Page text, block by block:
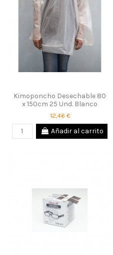
Kimoponcho Desechable 80
x 150cm 25 Und. Blanco
12,46 €
Añadir al carrito